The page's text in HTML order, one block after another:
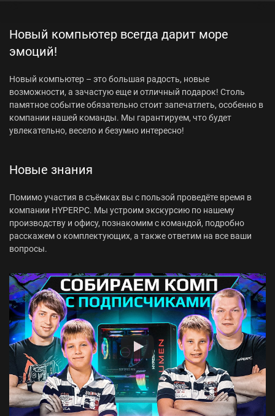
Новый компьютер всегда дарит море
эмоций!
Новый компьютер – это большая радость, новые
возможности, а зачастую еще и отличный подарок! Столь
памятное событие обязательно стоит запечатлеть, особенно в
компании нашей команды. Мы гарантируем, что будет
увлекательно, весело и безумно интересно!
Новые знания
Помимо участия в съёмках вы с пользой проведёте время в
компании HYPERPC. Мы устроим экскурсию по нашему
производству и офису, познакомим с командой, подробно
расскажем о комплектующих, а также ответим на все ваши
вопросы.